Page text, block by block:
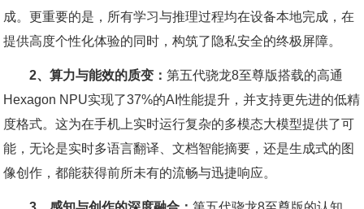
成。更重要的是，所有学习与推理过程均在设备本地完成，在
提供高度个性化体验的同时，构筑了隐私安全的终极屏障。
2、算力与能效的质变：第五代骁龙8至尊版搭载的高通
Hexagon NPU实现了37%的AI性能提升，并支持更先进的低精
度格式。这为在手机上实时运行复杂的多模态大模型提供了可
能，无论是实时多语言翻译、文档智能摘要，还是生成式的图
像创作，都能获得前所未有的流畅与迅捷响应。